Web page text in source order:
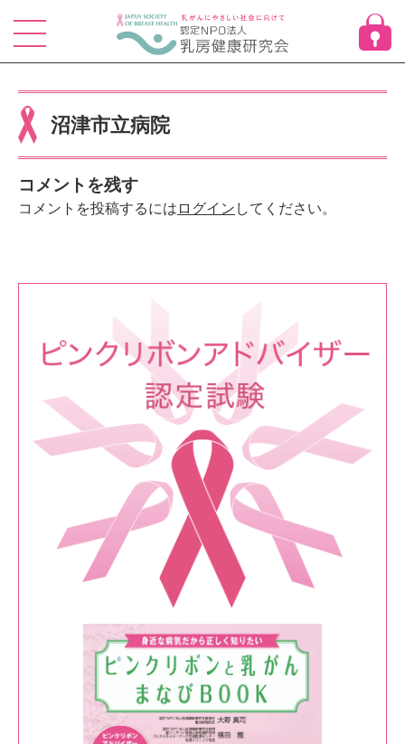
沼津市立病院
コメントを残す
コメントを投稿するには ログイン してください。